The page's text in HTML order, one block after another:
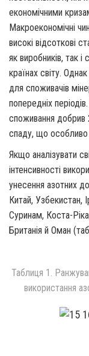
економічними
Макроекономічні
високі відсоткові
як виробників, так
країнах світу.
для споживачів
попередніх
споживання добрив
спаду, що особливо
Якщо аналізувати
інтенсивності
унесення азотних
Китай, Узбекистан,
Суринам, Коста-
Британія й Оман
Таблиця 1.
використання